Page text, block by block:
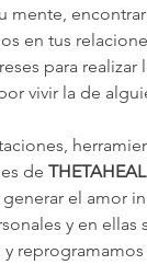
mente,
en tus
para realizar
vivir la de
de
el amor
y en